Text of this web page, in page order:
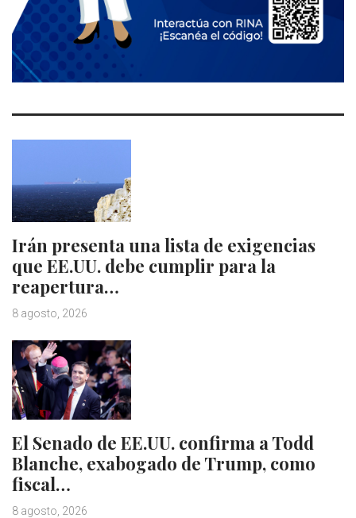
Irán presenta una lista de exigencias
que EE.UU. debe cumplir para la
reapertura…
8 agosto, 2026
El Senado de EE.UU. confirma a Todd
Blanche, exabogado de Trump, como
fiscal…
8 agosto, 2026